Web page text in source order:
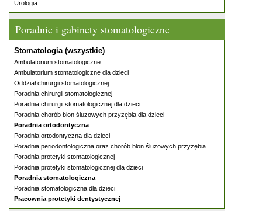
Urologia
Poradnie i gabinety stomatologiczne
Stomatologia (wszystkie)
Ambulatorium stomatologiczne
Ambulatorium stomatologiczne dla dzieci
Oddział chirurgii stomatologicznej
Poradnia chirurgii stomatologicznej
Poradnia chirurgii stomatologicznej dla dzieci
Poradnia chorób błon śluzowych przyzębia dla dzieci
Poradnia ortodontyczna
Poradnia ortodontyczna dla dzieci
Poradnia periodontologiczna oraz chorób błon śluzowych przyzębia
Poradnia protetyki stomatologicznej
Poradnia protetyki stomatologicznej dla dzieci
Poradnia stomatologiczna
Poradnia stomatologiczna dla dzieci
Pracownia protetyki dentystycznej